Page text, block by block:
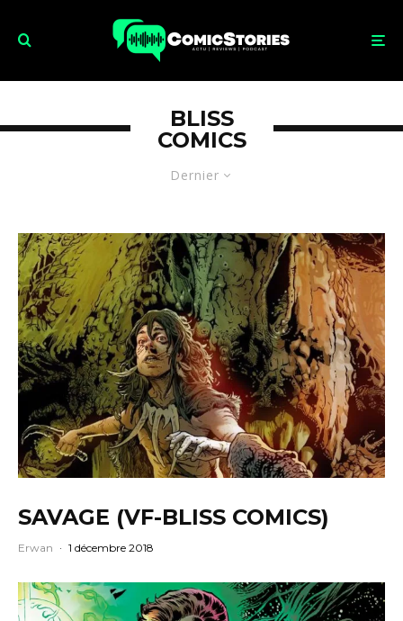
Dernier
BLISS
COMICS
SAVAGE (VF-BLISS COMICS)
Erwan · 1 décembre 2018